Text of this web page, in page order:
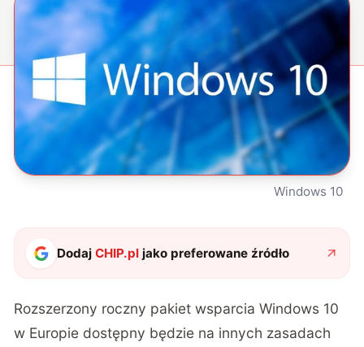
Windows 10
DodajCHIP.pl jako preferowane źródło
Rozszerzony roczny pakiet wsparcia Windows 10
w Europie dostępny będzie na innych zasadach